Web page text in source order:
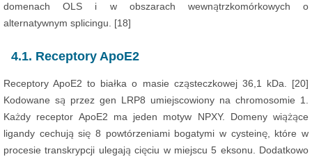
domenach OLS i w obszarach wewnątrzkomórkowych o
alternatywnym splicingu. [18]
4.1. Receptory ApoE2
Receptory ApoE2 to białka o masie cząsteczkowej 36,1 kDa. [20]
Kodowane są przez gen LRP8 umiejscowiony na chromosomie 1.
Każdy receptor ApoE2 ma jeden motyw NPXY. Domeny wiążące
ligandy cechują się 8 powtórzeniami bogatymi w cysteinę, które w
procesie transkrypcji ulegają cięciu w miejscu 5 eksonu. Dodatkowo